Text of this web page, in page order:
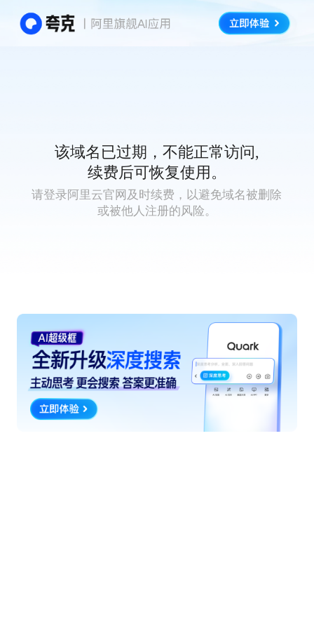
该域名已过期，不能正常访问,
续费后可恢复使用。
请登录阿里云官网及时续费，以避免域名被删除
或被他人注册的风险。